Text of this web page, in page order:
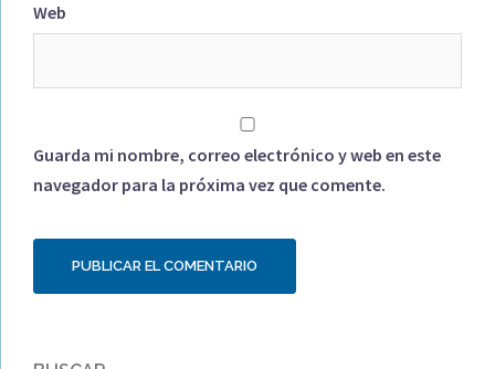
Web
Guarda mi nombre, correo electrónico y web en este
navegador para la próxima vez que comente.